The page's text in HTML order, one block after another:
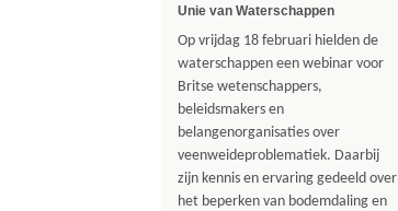
Unie van Waterschappen
Op vrijdag 18 februari hielden de
waterschappen een webinar voor
Britse wetenschappers,
beleidsmakers en
belangenorganisaties over
veenweideproblematiek. Daarbij
zijn kennis en ervaring gedeeld over
het beperken van bodemdaling en